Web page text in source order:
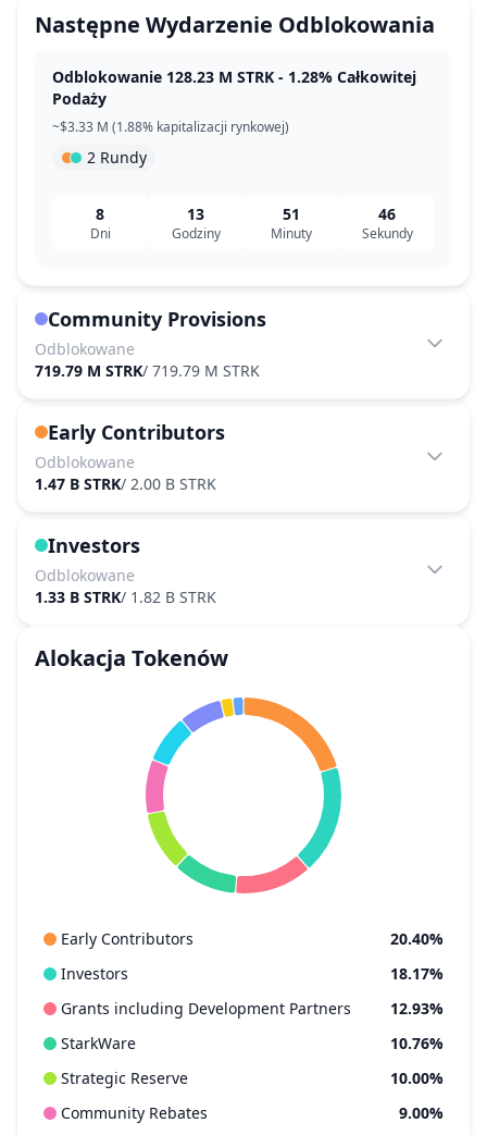
Następne Wydarzenie Odblokowania
Odblokowanie 128.23 M STRK - 1.28% Całkowitej
Podaży
~$3.33 M (1.88% kapitalizacji rynkowej)
2 Rundy
8
Dni
13
Godziny
51
Minuty
46
Sekundy
Community Provisions
Odblokowane
719.79 M STRK/ 719.79 M STRK
Early Contributors
Odblokowane
1.47 B STRK/ 2.00 B STRK
Investors
Odblokowane
1.33 B STRK/ 1.82 B STRK
Alokacja Tokenów
Early Contributors
20.40%
Investors
18.17%
Grants including Development Partners
12.93%
StarkWare
10.76%
Strategic Reserve
10.00%
Community Rebates
9.00%